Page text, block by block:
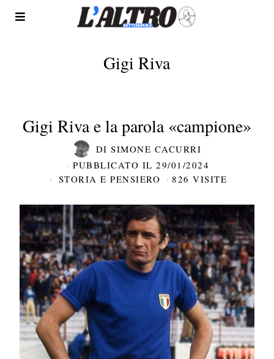
Gigi Riva
Gigi Riva e la parola «campione»
DISIMONE CACURRI
PUBBLICATO IL 29/01/2024
STORIA E PENSIERO
826 VISITE